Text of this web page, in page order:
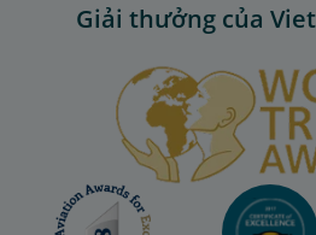
Giải thưởng của